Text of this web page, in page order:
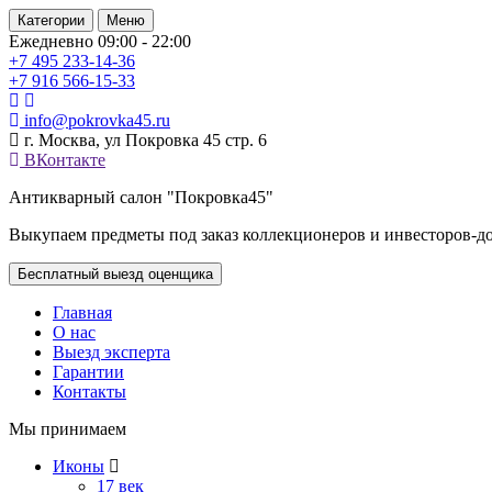
Категории Меню
Ежедневно 09:00 - 22:00
+7 495 233-14-36
+7 916 566-15-33
info@pokrovka45.ru
г. Москва, ул Покровка 45 стр. 6
ВКонтакте
Антикварный салон "Покровка45"
Выкупаем предметы под заказ коллекционеров и инвесторов-
Бесплатный выезд оценщика
Главная
О нас
Выезд эксперта
Гарантии
Контакты
Мы принимаем
Иконы
17 век